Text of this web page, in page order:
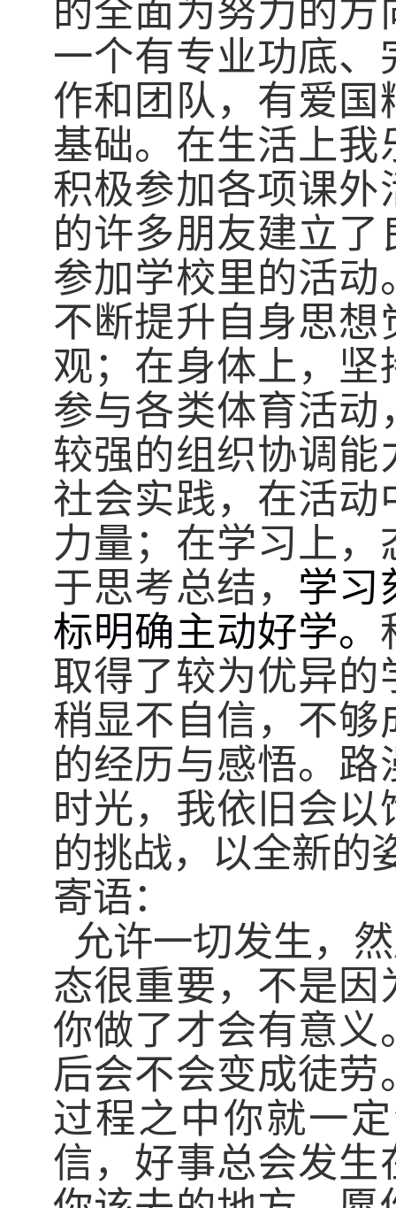
的全面为努力的
一个有专业功底
作和团队，有爱
基础。在生活上
积极参加各项课
的许多朋友建立
参加学校里的活
不断提升自身思
观；在身体上，
参与各类体育活
较强的组织协调
社会实践，在活
力量；在学习上
于思考总结， 学习
标明确主动好学。
取得了较为优异
稍显不自信，不
的经历与感悟。
时光，我依旧会
的挑战，以全新的
寄语：
允许一切发生，
态很重要，不是
你做了才会有意
后会不会变成徒
过程之中你就一
信，好事总会发